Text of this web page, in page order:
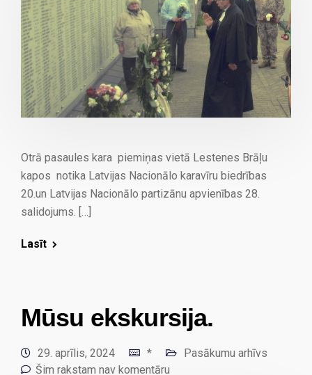
Otrā pasaules kara piemiņas vietā Lestenes Brāļu
kapos notika Latvijas Nacionālo karavīru biedrības
20.un Latvijas Nacionālo partizānu apvienības 28.
salidojums. […]
Lasīt
Mūsu ekskursija.
29. aprīlis, 2024 *
Pasākumu arhīvs
Šim rakstam nav komentāru